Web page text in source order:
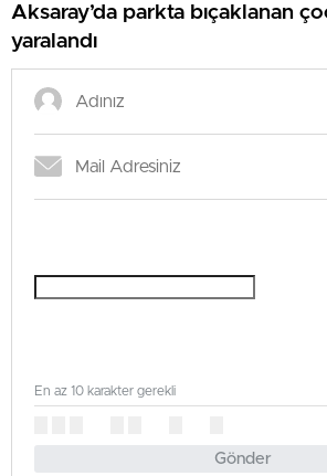
Aksaray’da parkta bıçaklanan
yaralandı
Gönder
En az 10 karakter gerekli